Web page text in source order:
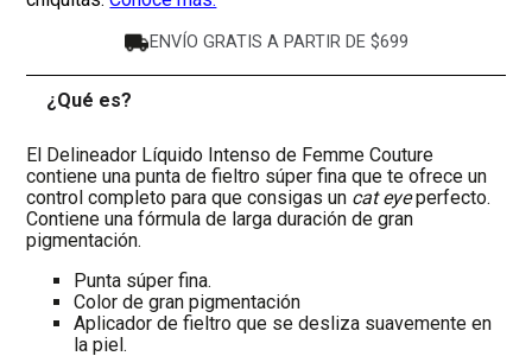
ENVÍO GRATIS A PARTIR DE $699
¿Qué es?
El Delineador Líquido Intenso de Femme Couture
contiene una punta de fieltro súper fina que te ofrece un
control completo para que consigas un cat eyeperfecto.
Contiene una fórmula de larga duración de gran
pigmentación.
Punta súper fina.
Color de gran pigmentación
Aplicador de fieltro que se desliza suavemente en
la piel.